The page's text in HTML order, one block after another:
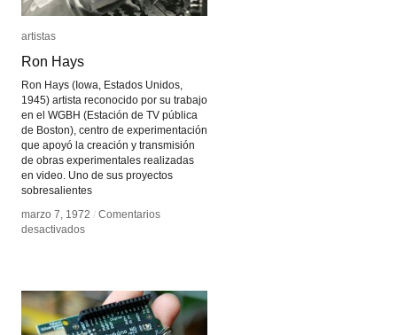
artistas
Ron Hays
Ron Hays (Iowa, Estados Unidos,
1945) artista reconocido por su trabajo
en el WGBH (Estación de TV pública
de Boston), centro de experimentación
que apoyó la creación y transmisión
de obras experimentales realizadas
en video. Uno de sus proyectos
sobresalientes
marzo 7, 1972 / Comentarios
desactivadosen
artistas
Ron Hays
marzo 7, 1972 / Comentarios
desactivadosen